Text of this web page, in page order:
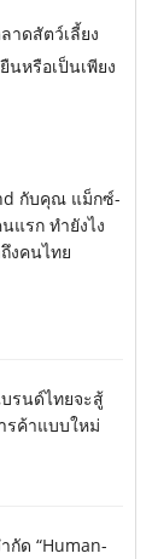
าดสัตว์เลี้ยง
หรือเป็นเพียง
กับคุณ แม็กซ์-
แรก ทำยังไง
งคนไทย
รนด์ไทยจะสู้
รค้าแบบใหม่
กัด “Human-